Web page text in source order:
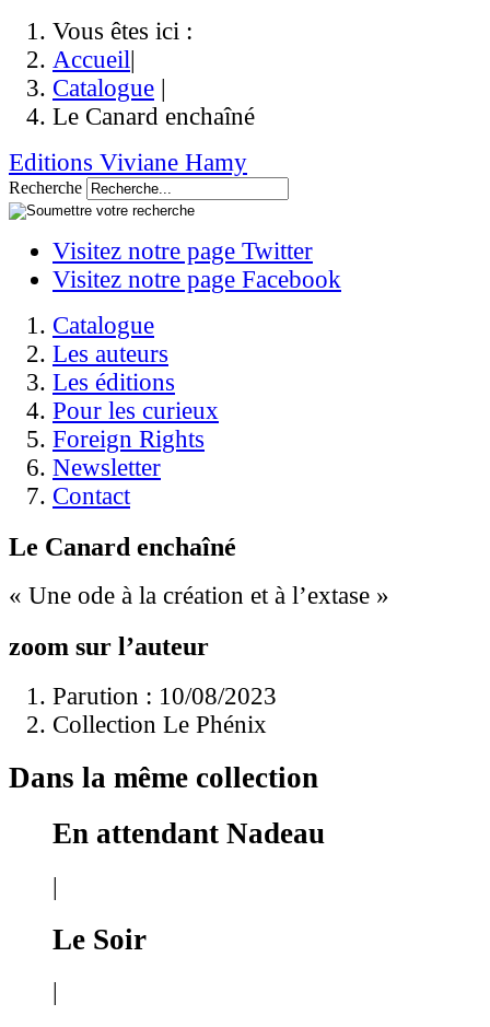
Vous êtes ici :
Accueil|
Catalogue |
Le Canard enchaîné
Editions Viviane Hamy
Recherche
Visitez notre page Twitter
Visitez notre page Facebook
Catalogue
Les auteurs
Les éditions
Pour les curieux
Foreign Rights
Newsletter
Contact
Le Canard enchaîné
« Une ode à la création et à l’extase »
zoom sur l’auteur
Parution : 10/08/2023
Collection Le Phénix
Dans la même collection
En attendant Nadeau
|
Le Soir